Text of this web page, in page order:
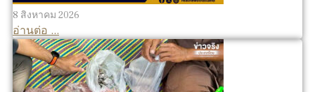
8 สิงหาคม 2026
อ่านต่อ ...